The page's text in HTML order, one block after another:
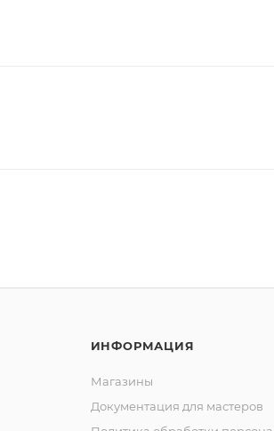
ИНФОРМАЦИЯ
Магазины
Документация для мастеров